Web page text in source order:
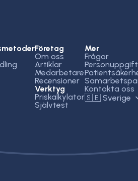
Företag
Om oss
Artiklar
Medarbetare
Recensioner
Verktyg
Priskalkylator
Självtest
Mer
Frågor
Kontakta oss
🇸🇪 Sverige